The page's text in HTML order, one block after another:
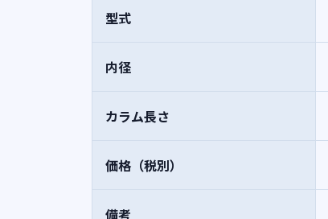
型式
内径
カラム長さ
価格（税別）
備考